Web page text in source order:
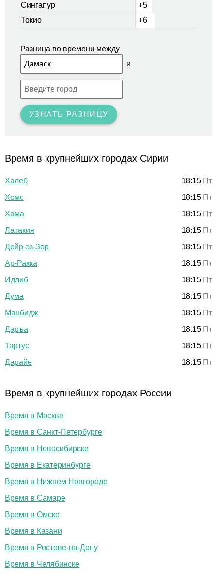
Сингапур
+5
Токио
+6
Разница во времени между
и
УЗНАТЬ РАЗНИЦУ
Время в крупнейших городах Сирии
Халеб 18:15 Пт
Хомс
18:15 Пт
Хама
18:15 Пт
Латакия
18:15 Пт
Дейр-эз-Зор
18:15 Пт
Ар-Ракка
18:15 Пт
Идлиб
18:15 Пт
Дума
18:15 Пт
Манбидж
18:15 Пт
Даръа
18:15 Пт
Тартус
18:15 Пт
Дарайе
18:15 Пт
Время в крупнейших городах России
Время в Москве
Время в Санкт-Петербурге
Время в Новосибирске
Время в Екатеринбурге
Время в Нижнем Новгороде
Время в Самаре
Время в Омске
Время в Казани
Время в Ростове-на-Дону
Время в Челябинске